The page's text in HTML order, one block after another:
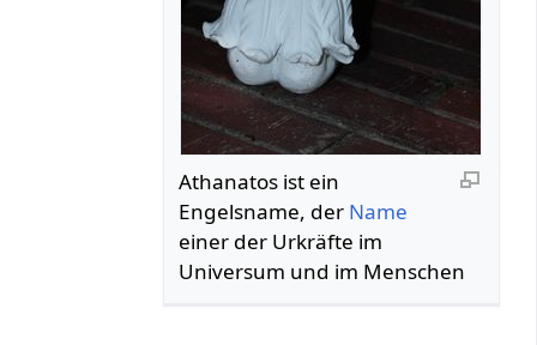
Athanatos ist ein
Engelsname, der Name
einer der Urkräfte im
Universum und im Menschen